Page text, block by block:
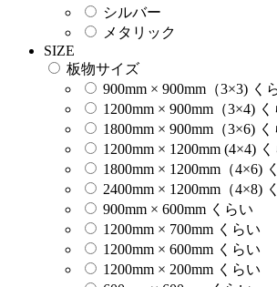
シルバー
メタリック
SIZE
板物サイズ
900mm × 900mm（3×3) く
1200mm × 900mm（3×4)
1800mm × 900mm（3×6)
1200mm × 1200mm (4×4)
1800mm × 1200mm（4×6)
2400mm × 1200mm（4×8)
900mm × 600mm くらい
1200mm × 700mm くらい
1200mm × 600mm くらい
1200mm × 200mm くらい